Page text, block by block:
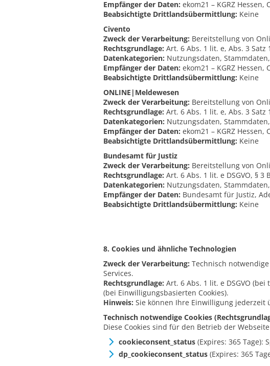
Empfänger der Daten: ekom21 – KGRZ
Beabsichtigte Drittlandsübermittlung: Keine
Civento
Zweck der Verarbeitung: Bereitstellung von
Rechtsgrundlage: Art. 6 Abs. 1 lit. e, Abs. 3 Satz
Datenkategorien: Nutzungsdaten,
Empfänger der Daten: ekom21 – KGRZ
Beabsichtigte Drittlandsübermittlung: Keine
ONLINE|Meldewesen
Zweck der Verarbeitung: Bereitstellung von
Rechtsgrundlage: Art. 6 Abs. 1 lit. e, Abs. 3 Satz
Datenkategorien: Nutzungsdaten,
Empfänger der Daten: ekom21 – KGRZ
Beabsichtigte Drittlandsübermittlung: Keine
Bundesamt für Justiz
Zweck der Verarbeitung: Bereitstellung von
Rechtsgrundlage: Art. 6 Abs. 1 lit. e DSGVO, § 3
Datenkategorien: Nutzungsdaten,
Empfänger der Daten: Bundesamt für Justiz,
Beabsichtigte Drittlandsübermittlung: Keine
8. Cookies und ähnliche Technologien
Zweck der Verarbeitung: Technisch
Services.
Rechtsgrundlage: Art. 6 Abs. 1 lit. e DSGVO
(bei Einwilligungsbasierten Cookies).
Hinweis: Sie können Ihre Einwilligung
Technisch notwendige Cookies
Diese Cookies sind für den Betrieb der
cookieconsent_status (Expires: 365 Tage):
dp_cookieconsent_status (Expires: 365